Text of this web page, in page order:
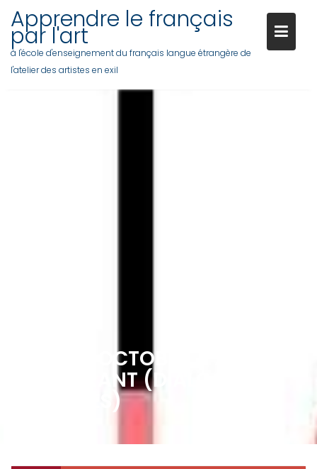
Apprendre le français
par l'art
à l'école d'enseignement du français langue étrangère de
l'atelier des artistes en exil
LUNDI 10 OCTOBRE – AU
RESTAURANT (DIALOGUES
MULTIPLES)